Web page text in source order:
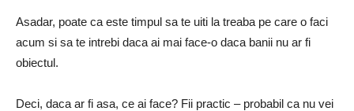
Asadar, poate ca este timpul sa te uiti la treaba pe care o faci
acum si sa te intrebi daca ai mai face-o daca banii nu ar fi
obiectul.
Deci, daca ar fi asa, ce ai face? Fii practic – probabil ca nu vei